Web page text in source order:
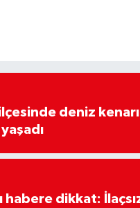
ilçesinde deniz
habere dikkat: